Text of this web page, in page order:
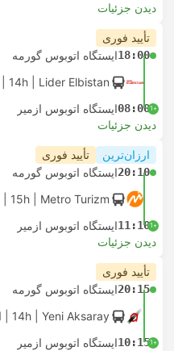
دیدن جزئیات
تأیید فوری
18:00ایستگاه اتوبوس گورمه
14h | Lider Elbistan
+1
08:00ایستگاه اتوبوس ازمیر
دیدن جزئیات
ارزان‌ترین تأیید فوری
20:10ایستگاه اتوبوس گورمه
15h | Metro Turizm
+1
11:10ایستگاه اتوبوس ازمیر
دیدن جزئیات
تأیید فوری
20:15ایستگاه اتوبوس گورمه
14h | Yeni Aksaray
+1
10:15ایستگاه اتوبوس ازمیر